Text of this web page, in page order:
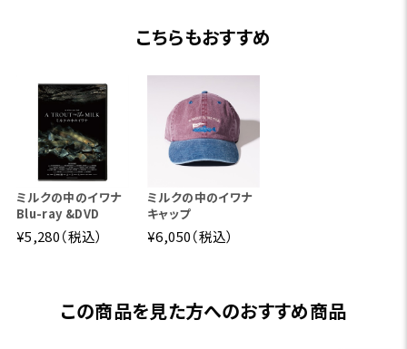
こちらもおすすめ
ミルクの中のイワナ
Blu-ray &DVD
¥5,280（税込）
ミルクの中のイワナ
キャップ
¥6,050（税込）
この商品を見た方へのおすすめ商品